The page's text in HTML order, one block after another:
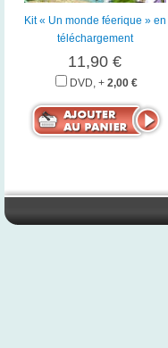
Kit « Un monde féerique » en
téléchargement
11,90 €
DVD, + 2,00 €